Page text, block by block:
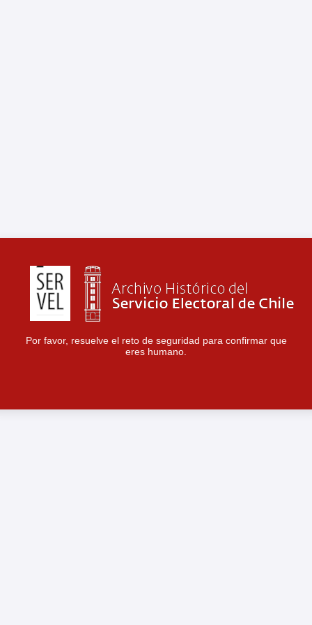
Por favor, resuelve el reto de seguridad para confirmar que
eres humano.